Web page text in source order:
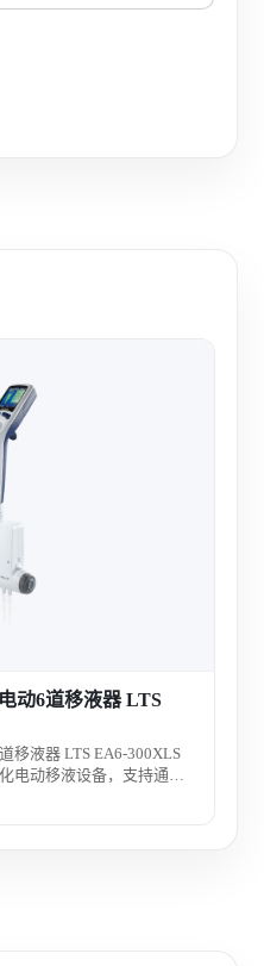
动6道移液器 LTS
移液器 LTS EA6-300XLS
电动移液设备，支持通道
显著降低操作疲劳，广泛